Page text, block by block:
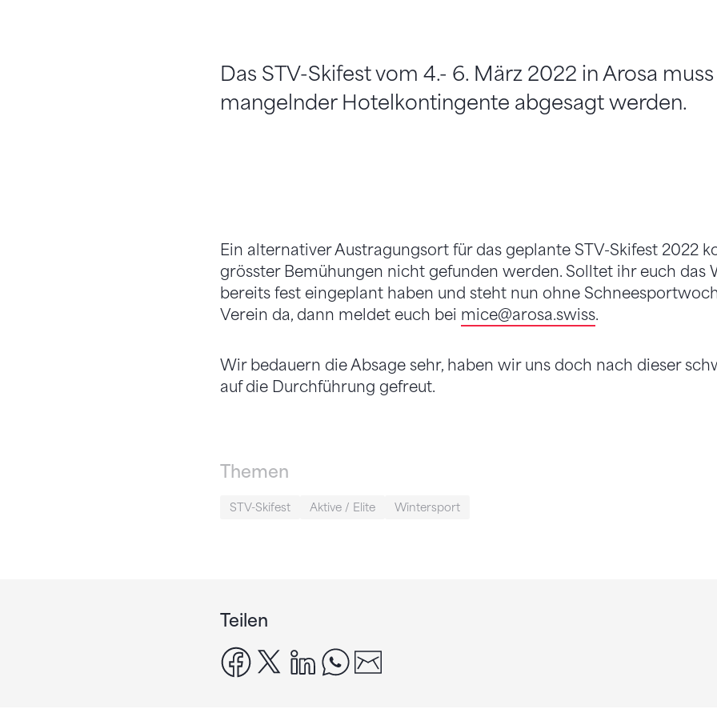
Das STV-Skifest vom 4.- 6. März 2022 in Arosa
mangelnder Hotelkontingente abgesagt werden.
Ein alternativer Austragungsort für das geplante STV-Skifest 2022
grösster Bemühungen nicht gefunden werden. Solltet ihr euch das
bereits fest eingeplant haben und steht nun ohne
Verein da, dann meldet euch bei mice@arosa.swiss.
Wir bedauern die Absage sehr, haben wir uns doch nach dieser
auf die Durchführung gefreut.
Themen
STV-Skifest Aktive / Elite Wintersport
Teilen
facebook
x linkedinwhatsapp